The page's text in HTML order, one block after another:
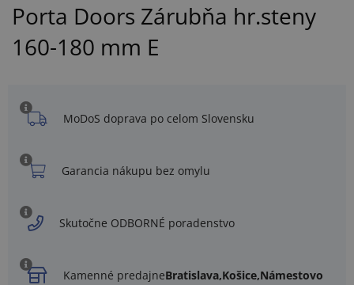
Porta Doors Zárubňa hr.steny
160-180 mm E
MoDoS doprava po celom Slovensku
Garancia nákupu bez omylu
Skutočne ODBORNÉ poradenstvo
Kamenné predajneBratislava,Košice,Námestovo